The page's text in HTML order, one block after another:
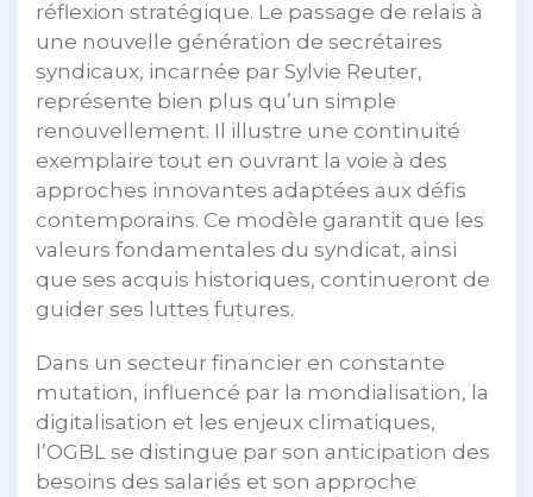
réflexion stratégique. Le passage de relais à
une nouvelle génération de secrétaires
syndicaux, incarnée par Sylvie Reuter,
représente bien plus qu’un simple
renouvellement. Il illustre une continuité
exemplaire tout en ouvrant la voie à des
approches innovantes adaptées aux défis
contemporains. Ce modèle garantit que les
valeurs fondamentales du syndicat, ainsi
que ses acquis historiques, continueront de
guider ses luttes futures.
Dans un secteur financier en constante
mutation, influencé par la mondialisation, la
digitalisation et les enjeux climatiques,
l’OGBL se distingue par son anticipation des
besoins des salariés et son approche